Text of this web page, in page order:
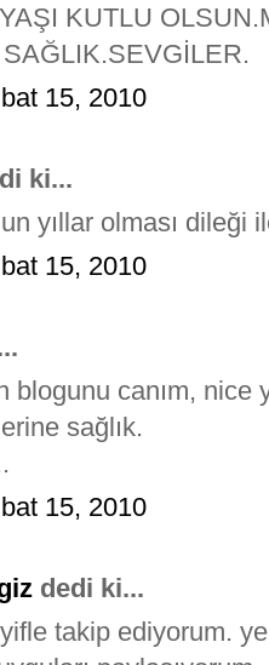
KUTLU
15, 2010
ki...
yıllar olması dileği
15, 2010
blogunu canım,
sağlık.
15, 2010
dedi ki...
takip ediyorum.